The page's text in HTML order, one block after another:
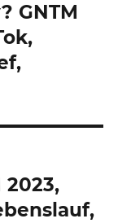
GNTM
2023,